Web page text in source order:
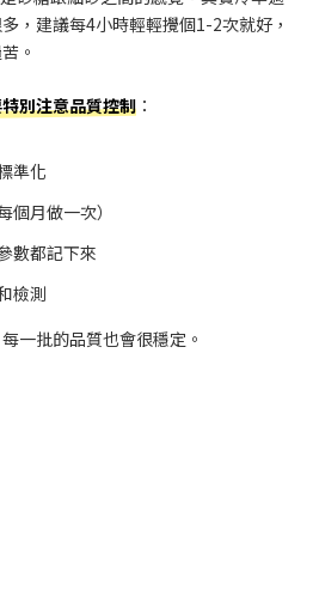
，建議每4小時輕輕攪個1-2次就好，
。
別注意品質控制 ：
準化
月做一次）
數都記下來
檢測
一批的品質也會很穩定。